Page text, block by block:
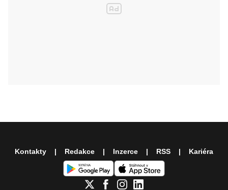
Kontakty Redakce Inzerce RSS Kariéra